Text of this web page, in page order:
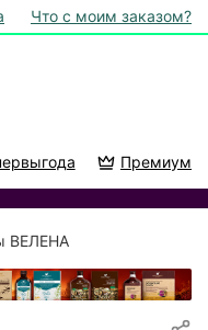
Что с моим заказом?
Премиум
ВЕЛЕНА